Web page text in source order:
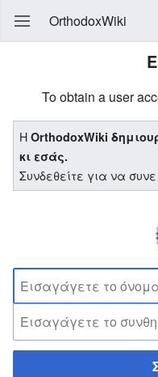
OrthodoxWiki
To obtain a user
ΗOrthodoxWiki
κι εσάς.
Συνδεθείτε για να